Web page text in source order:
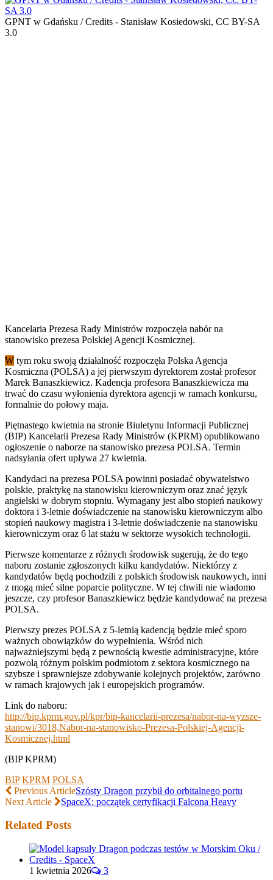
GPNT w Gdańsku / Credits - Stanisław Kosiedowski, CC BY-SA
3.0
Kancelaria Prezesa Rady Ministrów rozpoczęła nabór na
stanowisko prezesa Polskiej Agencji Kosmicznej.
W tym roku swoją działalność rozpoczęła Polska Agencja
Kosmiczna (POLSA) a jej pierwszym dyrektorem został profesor
Marek Banaszkiewicz. Kadencja profesora Banaszkiewicza ma
trwać do czasu wyłonienia dyrektora agencji w ramach konkursu,
formalnie do połowy maja.
Piętnastego kwietnia na stronie Biuletynu Informacji Publicznej
(BIP) Kancelarii Prezesa Rady Ministrów (KPRM) opublikowano
ogłoszenie o naborze na stanowisko prezesa POLSA. Termin
nadsyłania ofert upływa 27 kwietnia.
Kandydaci na prezesa POLSA powinni posiadać obywatelstwo
polskie, praktykę na stanowisku kierowniczym oraz znać język
angielski w dobrym stopniu. Wymagany jest albo stopień naukowy
doktora i 3-letnie doświadczenie na stanowisku kierowniczym albo
stopień naukowy magistra i 3-letnie doświadczenie na stanowisku
kierowniczym oraz 6 lat stażu w sektorze wysokich technologii.
Pierwsze komentarze z różnych środowisk sugerują, że do tego
naboru zostanie zgłoszonych kilku kandydatów. Niektórzy z
kandydatów będą pochodzili z polskich środowisk naukowych, inni
z mogą mieć silne poparcie polityczne. W tej chwili nie wiadomo
jeszcze, czy profesor Banaszkiewicz będzie kandydować na prezesa
POLSA.
Pierwszy prezes POLSA z 5-letnią kadencją będzie mieć sporo
ważnych obowiązków do wypełnienia. Wśród nich
najważniejszymi będą z pewnością kwestie administracyjne, które
pozwolą różnym polskim podmiotom z sektora kosmicznego na
szybsze i sprawniejsze zdobywanie kolejnych projektów, zarówno
w ramach krajowych jak i europejskich programów.
Link do naboru:
http://bip.kprm.gov.pl/kpr/bip-kancelarii-prezesa/nabor-na-wyzsze-
stanowi/3018,Nabor-na-stanowisko-Prezesa-Polskiej-Agencji-
Kosmicznej.html
(BIP KPRM)
BIP KPRM POLSA
Previous ArticleSzósty Dragon przybił do orbitalnego portu
Next Article
SpaceX: początek certyfikacji Falcona Heavy
Related Posts
1 kwietnia 2026 3